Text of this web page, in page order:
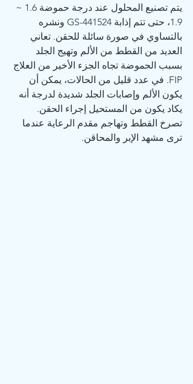
يتم تصنيع المحلول عند درجة حموضة 1.6 ~
1.9، حتى تتم إذابة GS-441524 ونشره
بالتساوي في صورة سائلة للحقن. تعاني
العديد من القطط من الألم وتهيج الجلد
بسبب الحموضة تجاه الجزء الأخير من العلاج
FIP. في عدد قليل من الحالات، يمكن أن
يكون الألم وإصابات الجلد شديدة لدرجة أنه
يكاد يكون من المستحيل إجراء الحقن.
تصرخ القطط وتهاجم مقدم الرعاية عندما
ترى مشهد الإبر والمحاقن.